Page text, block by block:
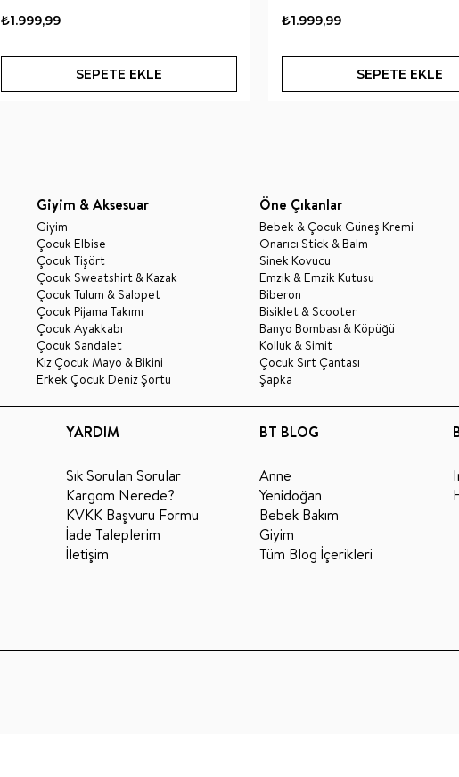
₺1.999,99
SEPETE EKLE
₺1.999,99
SEPETE EKLE
Giyim & Aksesuar
Giyim
Çocuk Elbise
Çocuk Tişört
Çocuk Sweatshirt & Kazak
Çocuk Tulum & Salopet
Çocuk Pijama Takımı
Çocuk Ayakkabı
Çocuk Sandalet
Kız Çocuk Mayo & Bikini
Erkek Çocuk Deniz Şortu
Öne Çıkanlar
Bebek & Çocuk Güneş Kremi
Onarıcı Stick & Balm
Sinek Kovucu
Emzik & Emzik Kutusu
Biberon
Bisiklet & Scooter
Banyo Bombası & Köpüğü
Kolluk & Simit
Çocuk Sırt Çantası
Şapka
YARDIM
Sık Sorulan Sorular
Kargom Nerede?
KVKK Başvuru Formu
İade Taleplerim
İletişim
BT BLOG
Anne
Yenidoğan
Bebek Bakım
Giyim
Tüm Blog İçerikleri